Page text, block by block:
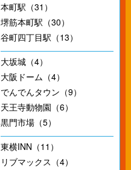
本町駅（31）
堺筋本町駅（30）
谷町四丁目駅（13）
大坂城（4）
大阪ドーム（4）
でんでんタウン（9）
天王寺動物園（6）
黒門市場（5）
東横INN（11）
リブマックス（4）